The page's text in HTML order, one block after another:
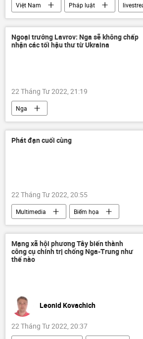
Việt Nam Pháp luật
công an
Ngoại trưởng Lavrov: Nga sẽ không chấp
nhận các tối hậu thư từ Ukraina
22 Tháng Tư 2022, 21:19
Nga
Chiến dịch quân sự đặc biệt tại Ukraina
Vladimir Putin
Chính trị
Sergey Lavrov
Phát đạn cuối cùng
22 Tháng Tư 2022, 20:55
Multimedia Biếm họa
Mạng xã hội phương Tây biến thành
công cụ chính trị chống Nga-Trung như
thế nào
Leonid Kovachich
22 Tháng Tư 2022, 20:37